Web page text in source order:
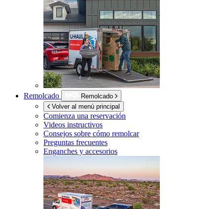
Remolcado
Remolcado
Volver al menú principal
Comienza una reservación
Videos instructivos
Consejos sobre cómo remolcar
Preguntas frecuentes
Enganches y accesorios